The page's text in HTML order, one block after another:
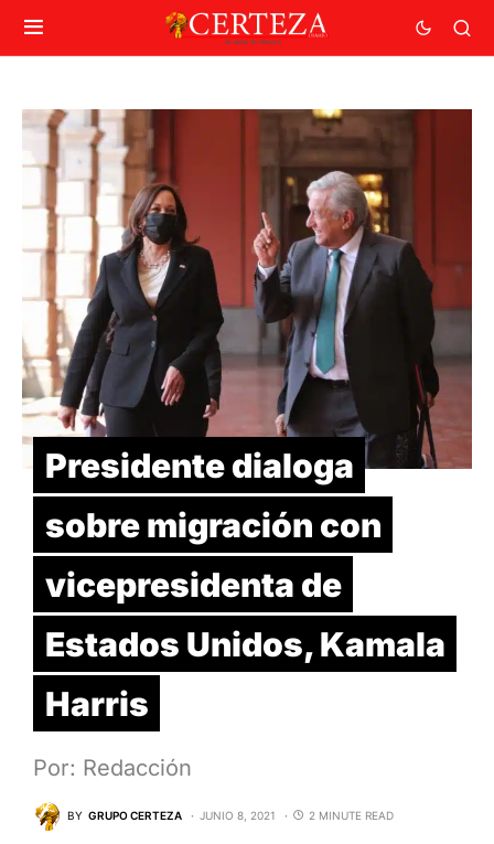
Presidente dialoga
sobre migración con
vicepresidenta de
Estados Unidos, Kamala
Harris
Por: Redacción
BY GRUPO CERTEZA JUNIO 8, 2021 2 MINUTE READ